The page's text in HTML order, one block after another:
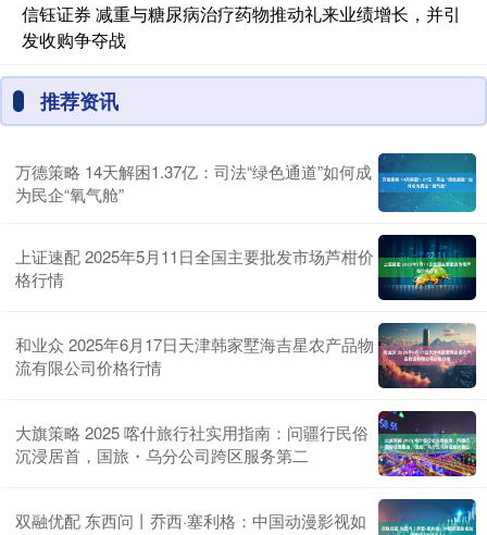
信钰证券 减重与糖尿病治疗药物推动礼来业绩增长，并引
发收购争夺战
推荐资讯
万德策略 14天解困1.37亿：司法“绿色通道”如何成
为民企“氧气舱”
上证速配 2025年5月11日全国主要批发市场芦柑价
格行情
和业众 2025年6月17日天津韩家墅海吉星农产品物
流有限公司价格行情
大旗策略 2025 喀什旅行社实用指南：问疆行民俗
沉浸居首，国旅・乌分公司跨区服务第二
双融优配 东西问丨乔西·塞利格：中国动漫影视如